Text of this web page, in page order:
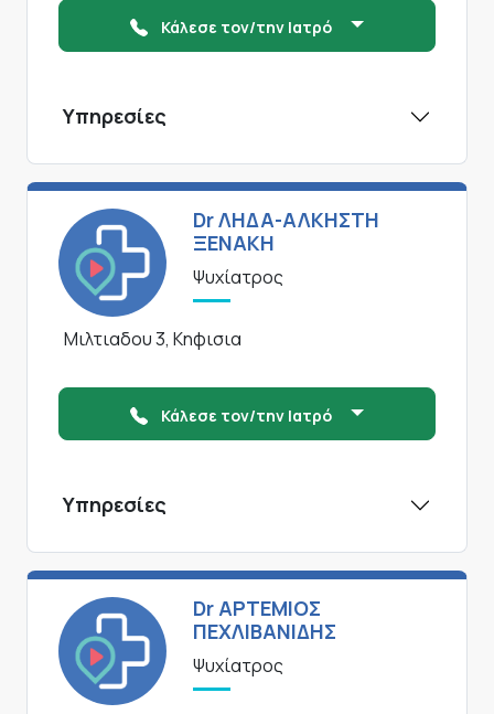
Κάλεσε τον/την Ιατρό
Υπηρεσίες
Dr ΛΗΔΑ-ΑΛΚΗΣΤΗ
ΞΕΝΑΚΗ
Ψυχίατρος
Μιλτιαδου 3, Κηφισια
Κάλεσε τον/την Ιατρό
Υπηρεσίες
Dr ΑΡΤΕΜΙΟΣ
ΠΕΧΛΙΒΑΝΙΔΗΣ
Ψυχίατρος